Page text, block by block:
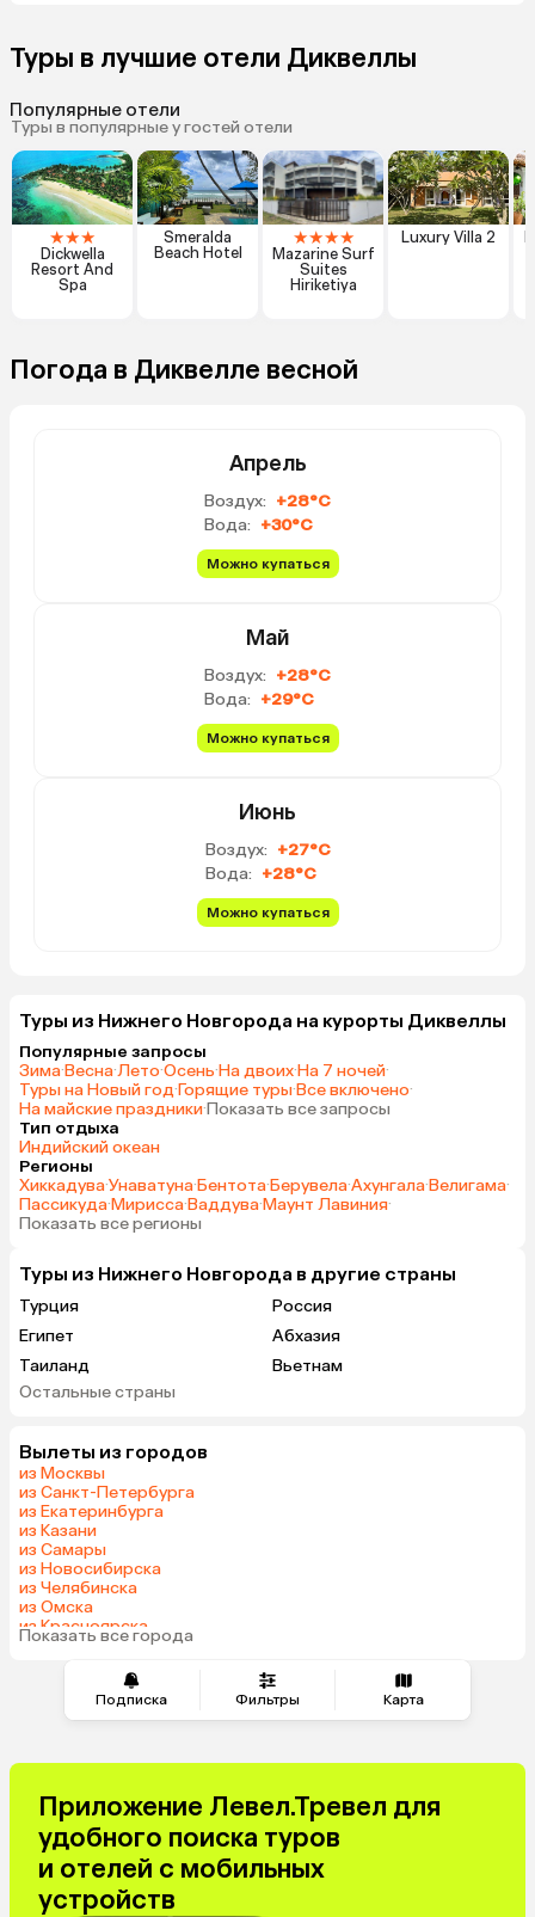
Подписка Фильтры Карта
Туры в лучшие отели Диквеллы
Популярные отели
Туры в популярные у гостей отели
★★★
Dickwella
Resort And
Spa
Smeralda
Beach Hotel
★★★★
Mazarine Surf
Suites
Hiriketiya
Luxury Villa 2
Погода в Диквелле весной
Апрель
Воздух: +28°C
Вода: +30°C
Можно купаться
Май
Воздух: +28°C
Вода: +29°C
Можно купаться
Июнь
Воздух: +27°C
Вода: +28°C
Можно купаться
Туры из Нижнего Новгорода на курорты Диквеллы
Популярные запросы
Зима·Весна·Лето·Осень·На двоих·На 7 ночей·
Туры на Новый год·Горящие туры·Все включено·
На майские праздники·Показать все запросы
Тип отдыха
Индийский океан
Регионы
Хиккадува·Унаватуна·Бентота·Берувела·Ахунгала·Велигама·
Пассикуда·Мирисса·Ваддува·Маунт Лавиния·
Показать все регионы
Туры из Нижнего Новгорода в другие страны
Турция
Россия
Египет
Абхазия
Таиланд
Вьетнам
ОАЭ
Шри-Ланка
Азербайджан
Сербия
Киргизия
Саудовская Аравия
Остальные страны
Вылеты из городов
из Москвы
из Санкт-Петербурга
из Екатеринбурга
из Казани
из Самары
из Новосибирска
из Челябинска
из Омска
из Красноярска
из Волгограда
Показать все города
Приложение Левел.Тревел для
удобного поиска туров
и отелей с мобильных
устройств